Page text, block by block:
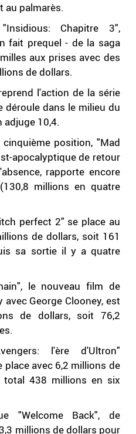
au palmarès.
Chapitre 3",
fait prequel - de la saga
aux prises avec des
de dollars.
l'action de la série
déroule dans le milieu du
adjuge 10,4.
position, "Mad
apocalyptique de retour
rapporte encore
millions en quatre
perfect 2" se place au
de dollars, soit 161
sa sortie il y a quatre
le nouveau film de
George Clooney, est
de dollars, soit 76,2
l'ère d'Ultron"
avec 6,2 millions de
total 438 millions en six
"Welcome Back", de
millions de dollars pour